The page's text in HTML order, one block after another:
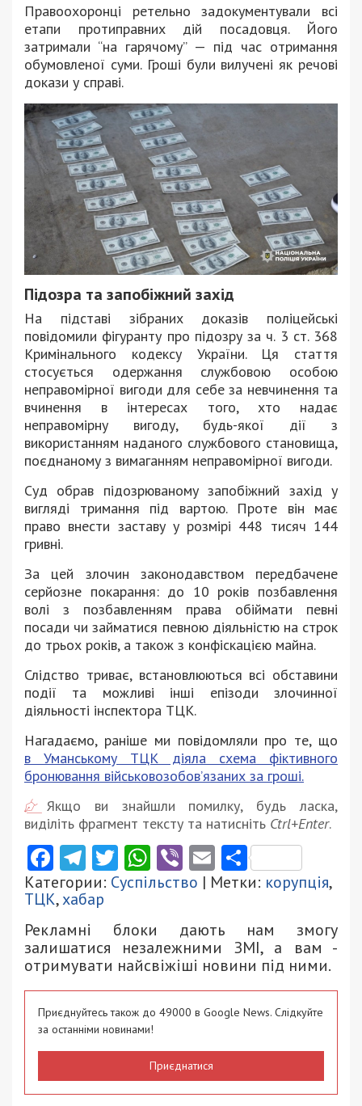
Правоохоронці ретельно задокументували всі
етапи протиправних дій посадовця. Його
затримали “на гарячому” — під час отримання
обумовленої суми. Гроші були вилучені як речові
докази у справі.
Підозра та запобіжний захід
На підставі зібраних доказів поліцейські
повідомили фігуранту про підозру за ч. 3 ст. 368
Кримінального кодексу України. Ця стаття
стосується одержання службовою особою
неправомірної вигоди для себе за невчинення та
вчинення в інтересах того, хто надає
неправомірну вигоду, будь-якої дії з
використанням наданого службового становища,
поєднаному з вимаганням неправомірної вигоди.
Суд обрав підозрюваному запобіжний захід у
вигляді тримання під вартою. Проте він має
право внести заставу у розмірі 448 тисяч 144
гривні.
За цей злочин законодавством передбачене
серйозне покарання: до 10 років позбавлення
волі з позбавленням права обіймати певні
посади чи займатися певною діяльністю на строк
до трьох років, а також з конфіскацією майна.
Слідство триває, встановлюються всі обставини
події та можливі інші епізоди злочинної
діяльності інспектора ТЦК.
Нагадаємо, раніше ми повідомляли про те, що
в Уманському ТЦК діяла схема фіктивного
бронювання військовозобов’язаних за гроші.
Якщо ви знайшли помилку, будь ласка,
виділіть фрагмент тексту та натисніть Ctrl+Enter.
Facebook
Telegram
Twitter
WhatsApp
ViberEmail
Категории: Суспільство | Метки: корупція,
ТЦК,хабар
Рекламні блоки дають нам змогу
залишатися незалежними ЗМІ, а вам -
отримувати найсвіжіші новини під ними.
Приєднуйтесь також до 49000 в Google News. Слідкуйте
за останніми новинами!
Приєднатися